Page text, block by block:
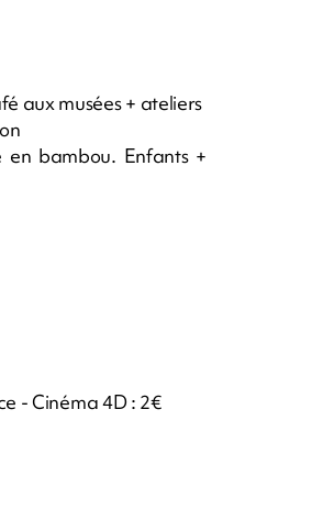
aux musées + ateliers
bambou. Enfants +
- Cinéma 4D : 2€